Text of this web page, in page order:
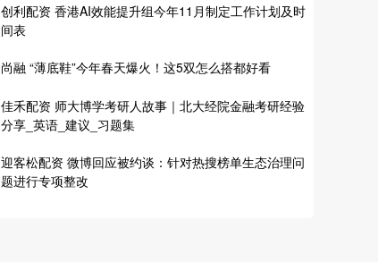
创利配资 香港AI效能提升组今年11月制定工作计划及时
间表
尚融 “薄底鞋”今年春天爆火！这5双怎么搭都好看
佳禾配资 师大博学考研人故事｜北大经院金融考研经验
分享_英语_建议_习题集
迎客松配资 微博回应被约谈：针对热搜榜单生态治理问
题进行专项整改